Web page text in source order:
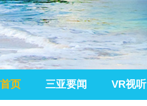
首页 三亚要闻 VR视听